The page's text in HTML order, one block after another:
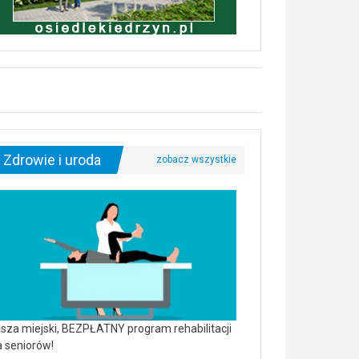
Zdrowie i uroda
miejski, BEZPŁATNY program rehabilitacji
seniorów!